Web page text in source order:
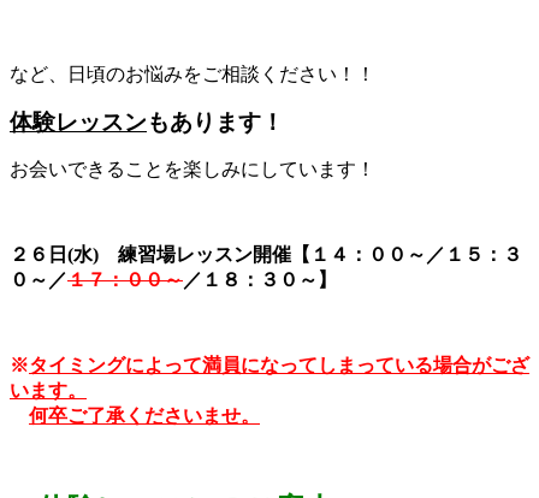
など、日頃のお悩みをご相談ください！！
体験レッスンもあります！
お会いできることを楽しみにしています！
２６日(水) 練習場レッスン開催【 １４：００～／１５：３
０～／１７：００～／１８：３０～ 】
※タイミングによって満員になってしまっている場合がござ
います。
何卒ご了承くださいませ。